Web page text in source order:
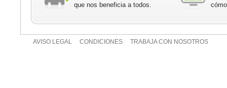
que nos beneficia a todos.
AVISO LEGAL CONDICIONES TRABAJA CON NOSOTROS